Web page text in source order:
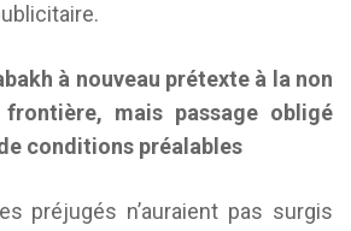
à nouveau prétexte à la non
mais passage obligé
conditions préalables
préjugés n’auraient pas surgis